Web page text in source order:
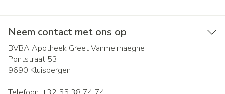
Neem contact met ons op
BVBA Apotheek Greet Vanmeirhaeghe
Pontstraat 53
9690 Kluisbergen